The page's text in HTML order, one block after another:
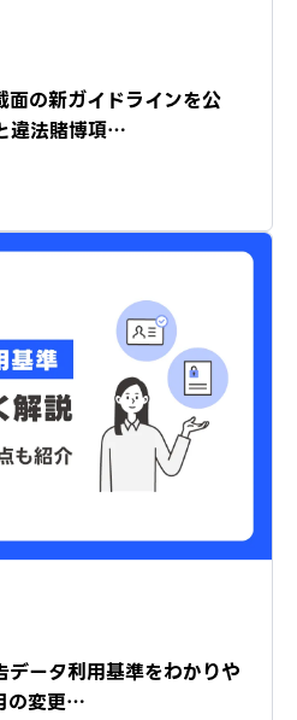
の新ガイドラインを公
違法賭博項…
ータ利用基準をわかりや
の変更…